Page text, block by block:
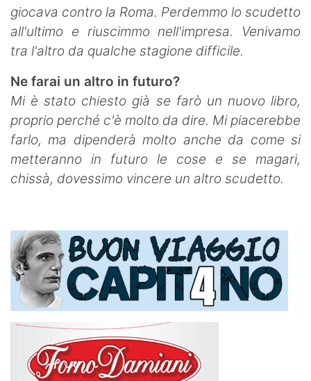
giocava contro la Roma. Perdemmo lo scudetto
all'ultimo e riuscimmo nell'impresa. Venivamo
tra l'altro da qualche stagione difficile.
Ne farai un altro in futuro?
Mi è stato chiesto già se farò un nuovo libro,
proprio perché c'è molto da dire. Mi piacerebbe
farlo, ma dipenderà molto anche da come si
metteranno in futuro le cose e se magari,
chissà, dovessimo vincere un altro scudetto.